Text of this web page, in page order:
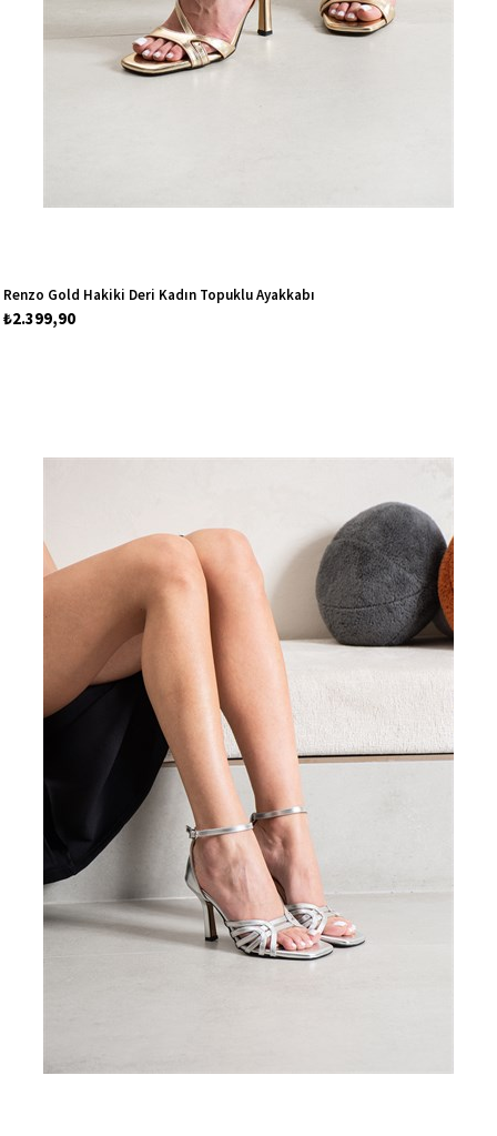
Renzo Gold Hakiki Deri Kadın Topuklu Ayakkabı
₺2.399,90